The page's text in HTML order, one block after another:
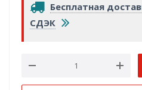
Бесплатная
СДЭК